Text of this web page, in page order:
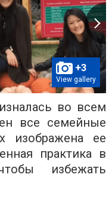
+3
View gallery
во всем
все семейные
изображена ее
практика в
избежать